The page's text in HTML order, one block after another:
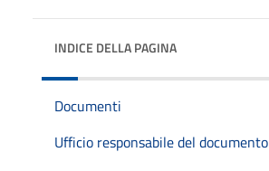
INDICE DELLA PAGINA
Documenti
Ufficio responsabile del documento